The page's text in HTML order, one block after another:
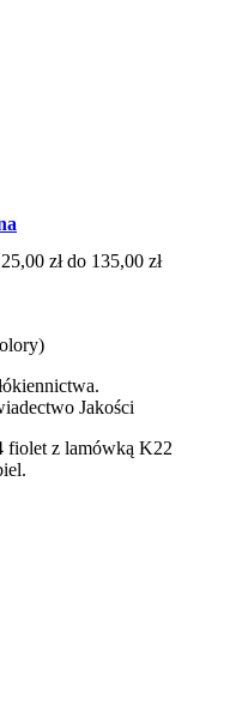
zł do 135,00 zł
Jakości
fiolet z lamówką K22